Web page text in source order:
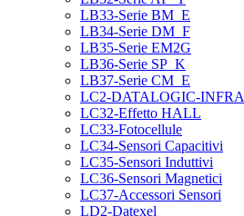
LB33-Serie BM_E
LB34-Serie DM_F
LB35-Serie EM2G
LB36-Serie SP_K
LB37-Serie CM_E
LC2-DATALOGIC-INFRA
LC32-Effetto HALL
LC33-Fotocellule
LC34-Sensori Capacitivi
LC35-Sensori Induttivi
LC36-Sensori Magnetici
LC37-Accessori Sensori
LD2-Datexel